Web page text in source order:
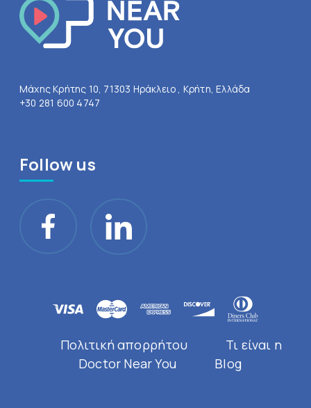
Μάχης Κρήτης 10, 71303 Ηράκλειο , Κρήτη, Ελλάδα
+30 281 600 4747
Follow us
Πολιτική απορρήτου
Τι είναι η
Doctor Near You
Blog